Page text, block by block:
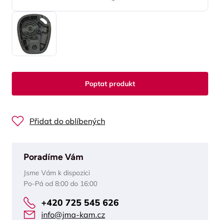
Poptat produkt
Přidat do oblíbených
Poradíme Vám
Jsme Vám k dispozici
Po-Pá od 8:00 do 16:00
+420 725 545 626
info@jma-kam.cz